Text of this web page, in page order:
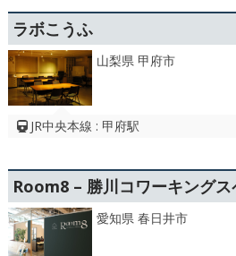
ラボこうふ
山梨県 甲府市
JR中央本線 : 甲府駅
Room8 – 勝川コワーキングス
愛知県 春日井市